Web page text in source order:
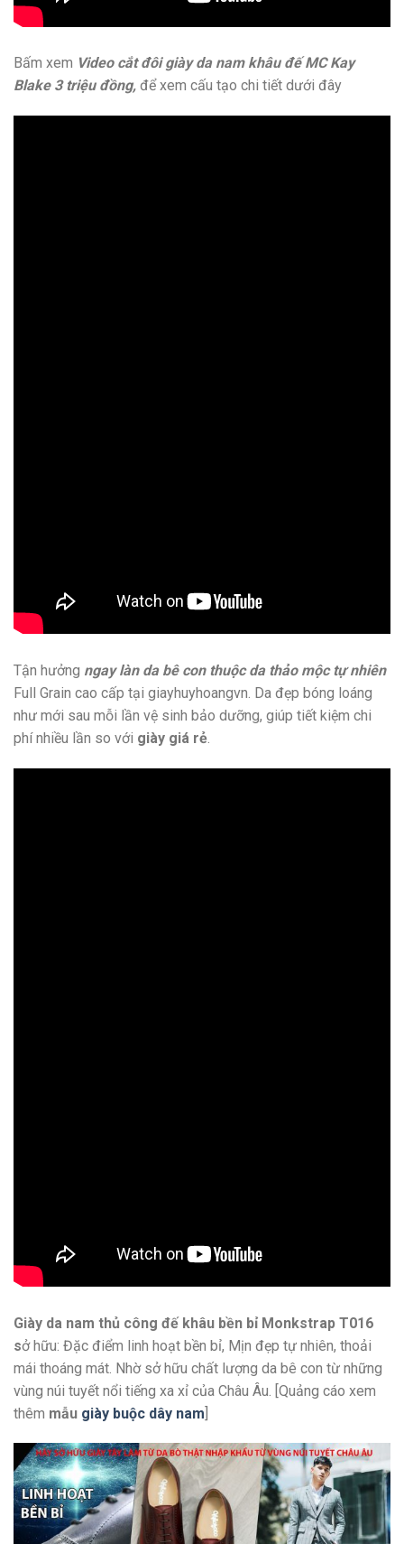
Bấm xem Video cắt đôi giày da nam khâu đế MC Kay
Blake 3 triệu đồng, để xem cấu tạo chi tiết dưới đây
Tận hưởng ngay làn da bê con thuộc da thảo mộc tự nhiên
Full Grain cao cấp tại giayhuyhoangvn. Da đẹp bóng loáng
như mới sau mỗi lần vệ sinh bảo dưỡng, giúp tiết kiệm chi
phí nhiều lần so với giày giá rẻ.
Giày da nam thủ công đế khâu bền bỉ Monkstrap T016
sở hữu: Đặc điểm linh hoạt bền bỉ, Mịn đẹp tự nhiên, thoải
mái thoáng mát. Nhờ sở hữu chất lượng da bê con từ những
vùng núi tuyết nổi tiếng xa xỉ của Châu Âu. [Quảng cáo xem
thêm mẫu giày buộc dây nam